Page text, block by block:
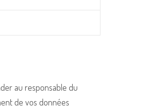
au responsable du
de vos données